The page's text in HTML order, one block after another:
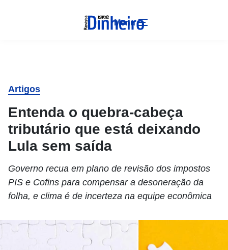
Menu
Artigos
Entenda o quebra-cabeça
tributário que está deixando
Lula sem saída
Governo recua em plano de revisão dos impostos
PIS e Cofins para compensar a desoneração da
folha, e clima é de incerteza na equipe econômica